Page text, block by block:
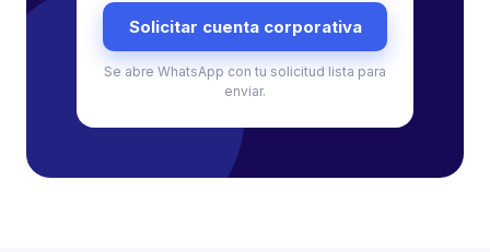
Solicitar cuenta corporativa
Se abre WhatsApp con tu solicitud lista para
enviar.